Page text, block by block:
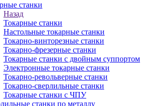
станки
Назад
Токарные станки
Настольные токарные станки
Токарно-винторезные станки
Токарно-фрезерные станки
Токарные станки с двойным суппортом
Электронные токарные станки
Токарно-револьверные станки
Токарно-сверлильные станки
Токарные станки с ЧПУ
станки по металлу